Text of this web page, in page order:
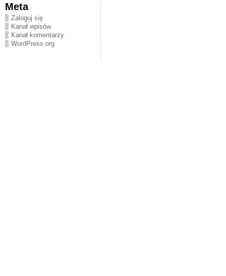
Meta
Zaloguj się
Kanał wpisów
Kanał komentarzy
WordPress.org